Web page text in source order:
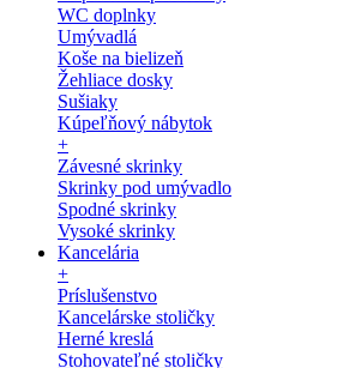
WC doplnky
Umývadlá
Koše na bielizeň
Žehliace dosky
Sušiaky
Kúpeľňový nábytok
+
Závesné skrinky
Skrinky pod umývadlo
Spodné skrinky
Vysoké skrinky
Kancelária
+
Príslušenstvo
Kancelárske stoličky
Herné kreslá
Stohovateľné stoličky